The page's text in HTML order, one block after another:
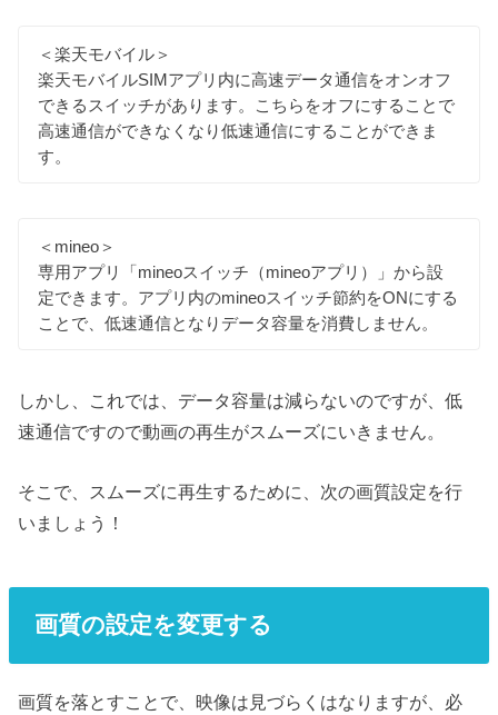
＜楽天モバイル＞
楽天モバイルSIMアプリ内に高速データ通信をオンオフ
できるスイッチがあります。こちらをオフにすることで
高速通信ができなくなり低速通信にすることができま
す。
＜mineo＞
専用アプリ「mineoスイッチ（mineoアプリ）」から設
定できます。アプリ内のmineoスイッチ節約をONにする
ことで、低速通信となりデータ容量を消費しません。
しかし、これでは、データ容量は減らないのですが、低
速通信ですので動画の再生がスムーズにいきません。
そこで、スムーズに再生するために、次の画質設定を行
いましょう！
画質の設定を変更する
画質を落とすことで、映像は見づらくはなりますが、必